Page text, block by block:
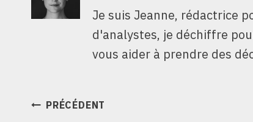
Je suis Jeanne, rédactrice
d'analystes, je déchiffre
vous aider à prendre des
NAVIGATION
PRÉCÉDENT